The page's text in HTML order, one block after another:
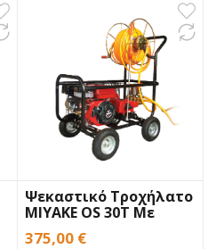
Ψεκαστικό Τροχήλατο
MIYAKE OS 30T Με
Ανέμη 50m
375,00 €